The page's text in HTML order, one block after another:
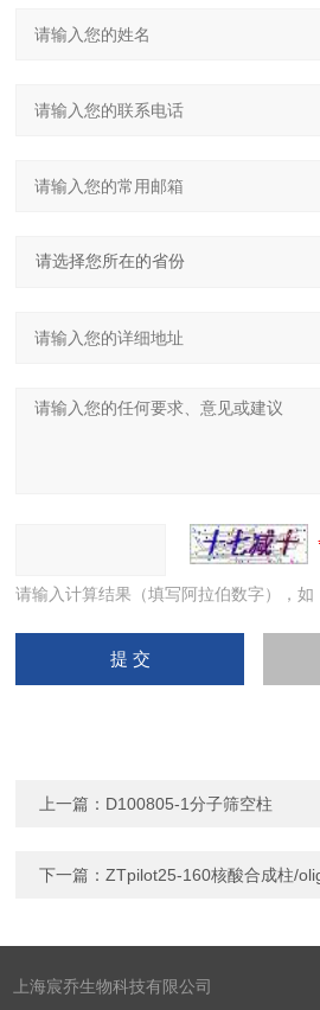
请输入计算结果（填写阿拉伯数字），如
上一篇： D100805-1分子筛空柱
下一篇：ZTpilot25-160核酸合成柱/
上海宸乔生物科技有限公司